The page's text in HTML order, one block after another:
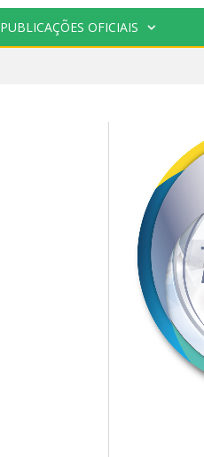
PUBLICAÇÕES OFICIAIS